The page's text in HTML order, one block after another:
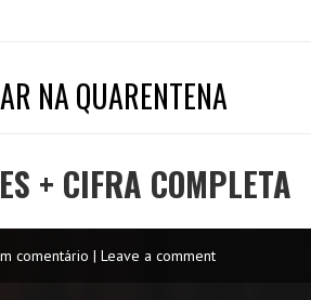
NA QUARENTENA
+ CIFRA COMPLETA
comentário | Leave a comment